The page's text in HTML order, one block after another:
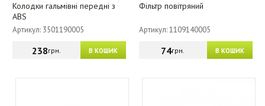
Колодки гальмівні передні з
ABS
Артикул: 3501190005
В КОШИК
238грн.
Фільтр повітряний
Артикул: 1109140005
В КОШИК
74грн.